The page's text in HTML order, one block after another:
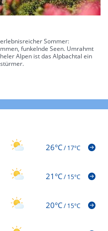
Sommer:
funkelnde Seen. Umrahmt
Alpen ist das Alpbachtal ein
26°C/17°C
21°C/15°C
20°C/15°C